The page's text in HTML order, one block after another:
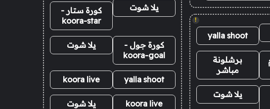
!
yalla shoot
برشلونة
مباشر
يلا شوت
يلا شوت
كورة ستار -
koora-star
كورة جول -
koora-goal
يلا شوت
yalla shoot
koora live
koora live يلا شوت